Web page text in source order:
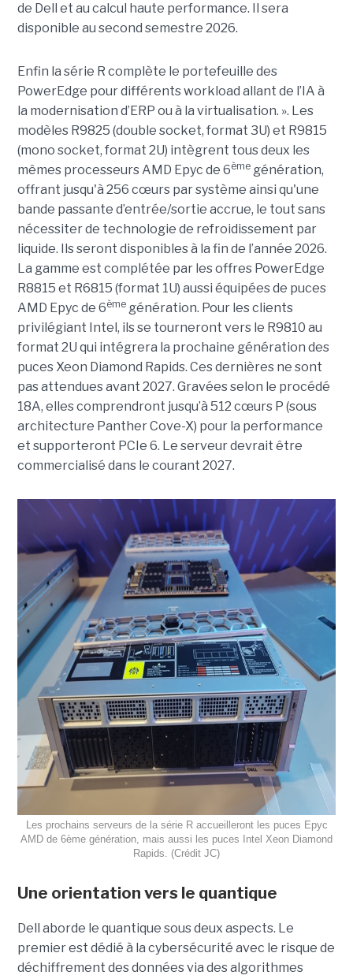
de Dell et au calcul haute performance. Il sera
disponible au second semestre 2026.
Enfin la série R complète le portefeuille des
PowerEdge pour différents workload allant de l’IA à
la modernisation d’ERP ou à la virtualisation. ». Les
modèles R9825 (double socket, format 3U) et R9815
(mono socket, format 2U) intègrent tous deux les
mêmes processeurs AMD Epyc de 6èmegénération,
offrant jusqu'à 256 cœurs par système ainsi qu'une
bande passante d’entrée/sortie accrue, le tout sans
nécessiter de technologie de refroidissement par
liquide. Ils seront disponibles à la fin de l’année 2026.
La gamme est complétée par les offres PowerEdge
R8815 et R6815 (format 1U) aussi équipées de puces
AMD Epyc de 6èmegénération. Pour les clients
privilégiant Intel, ils se tourneront vers le R9810 au
format 2U qui intégrera la prochaine génération des
puces Xeon Diamond Rapids. Ces dernières ne sont
pas attendues avant 2027. Gravées selon le procédé
18A, elles comprendront jusqu’à 512 cœurs P (sous
architecture Panther Cove-X) pour la performance
et supporteront PCIe 6. Le serveur devrait être
commercialisé dans le courant 2027.
Les prochains serveurs de la série R accueilleront les puces Epyc
AMD de 6ème génération, mais aussi les puces Intel Xeon Diamond
Rapids. (Crédit JC)
Une orientation vers le quantique
Dell aborde le quantique sous deux aspects. Le
premier est dédié à la cybersécurité avec le risque de
déchiffrement des données via des algorithmes